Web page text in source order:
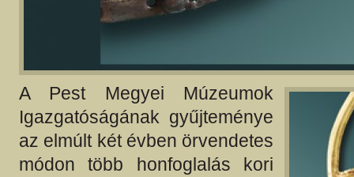
A Pest Megyei Múzeumok
Igazgatóságának gyűjteménye
az elmúlt két évben örvendetes
módon több honfoglalás kori